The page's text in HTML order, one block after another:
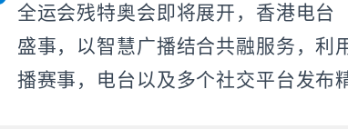
全运会残特奥会即将展开，香港电台
盛事，以智慧广播结合共融服务，利
播赛事，电台以及多个社交平台发布